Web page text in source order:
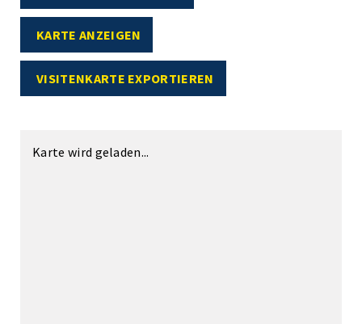
KARTE ANZEIGEN
VISITENKARTE EXPORTIEREN
Karte wird geladen...